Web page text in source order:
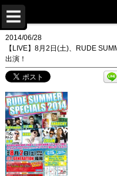
2014/06/28
【LIVE】8月2日(土)、RUDE
出演！
NEWS
DISCOGRAPHY
VIDEO
PROFILE
STORE
Twitter